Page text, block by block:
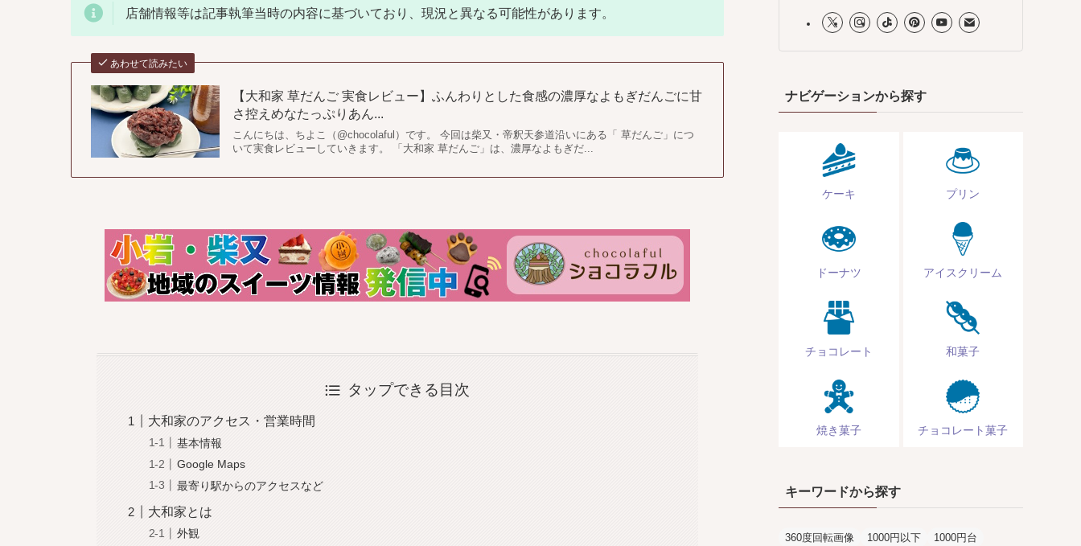
店舗情報等は記事執筆当時の内容に基づいており、現況と異なる可能性があります。
あわせて読みたい
【大和家 草だんご 実食レビュー】ふんわりとした食感の濃厚なよもぎだんごに甘
さ控えめなたっぷりあん...
こんにちは、ちよこ（@chocolaful）です。 今回は柴又・帝釈天参道沿いにある「 草だんご」につ
いて実食レビューしていきます。 「大和家 草だんご」は、濃厚なよもぎだ...
タップできる目次
大和家のアクセス・営業時間
基本情報
Google Maps
最寄り駅からのアクセスなど
大和家とは
外観
ナビゲーションから探す
ケーキ プリン
ドーナツ アイスクリーム
チョコレート 和菓子
焼き菓子 チョコレート菓子
キーワードから探す
360度回転画像 1000円以下
1000円台